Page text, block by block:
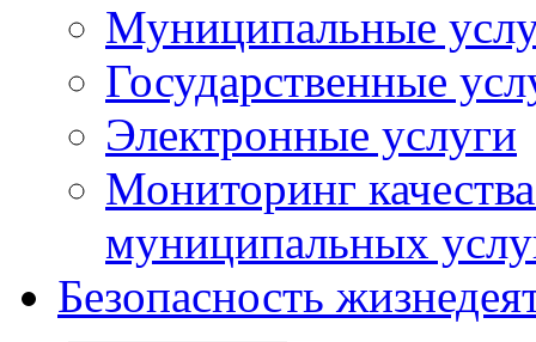
Муниципальные
Государственные
Электронные услуги
Мониторинг
муниципальных
Безопасность